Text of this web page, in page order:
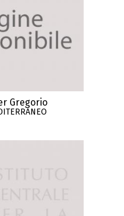
Gregorio